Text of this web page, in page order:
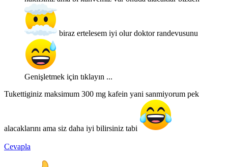
biraz ertelesem iyi olur doktor randevusunu
Genişletmek için tıklayın ...
Tukettiginiz maksimum 300 mg kafein yani sanmiyorum pek
alacaklarını ama siz daha iyi bilirsiniz tabi
Cevapla